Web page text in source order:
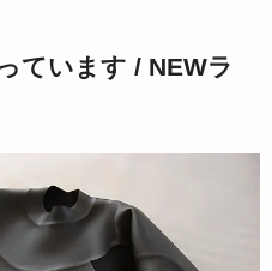
ています / NEWラ